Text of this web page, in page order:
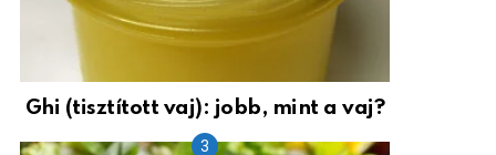
Ghi (tisztított vaj): jobb, mint a vaj?